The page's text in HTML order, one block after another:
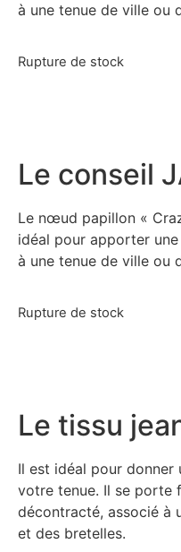
à une tenue de ville ou
Rupture de stock
Le conseil
Le nœud papillon «
idéal pour apporter
à une tenue de ville ou
Rupture de stock
Le tissu
Il est idéal pour donner
votre tenue. Il se porte
décontracté, associé à
et des bretelles.